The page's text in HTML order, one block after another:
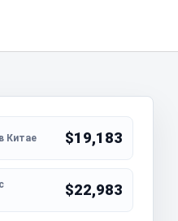
$19,183
$22,983